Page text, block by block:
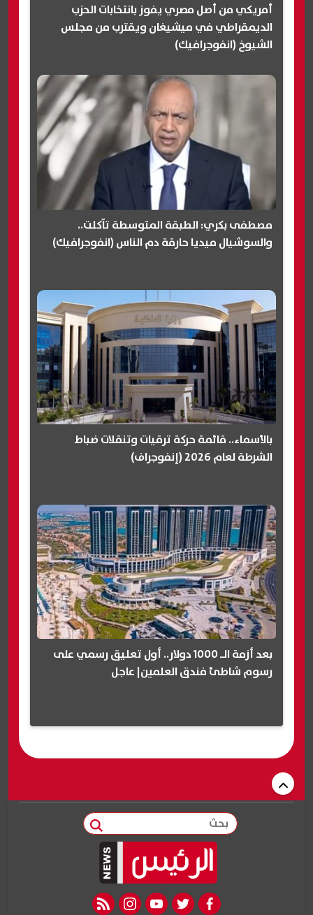
أمريكي من أصل مصري يفوز بانتخابات الحزب
الديمقراطي في ميشيغان ويقترب من مجلس
الشيوخ (انفوجرافيك)
مصطفى بكري: الطبقة المتوسطة تآكلت..
والسوشيال ميديا حارقة دم الناس (انفوجرافيك)
بالأسماء.. قائمة حركة ترقيات وتنقلات ضباط
الشرطة لعام 2026 (إنفوجراف)
بعد أزمة الـ 1000 دولار.. أول تعليق رسمي على
رسوم شاطئ فندق العلمين| عاجل
بحث